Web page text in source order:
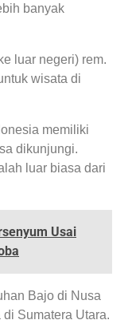
banyak
luar negeri) rem.
wisata di
memiliki
dikunjungi.
luar biasa dari
Usai
Bajo di Nusa
Sumatera Utara.